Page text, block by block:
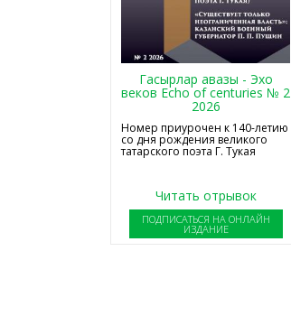
Гасырлар авазы - Эхо
веков Echo of centuries № 2
2026
Номер приурочен к 140-летию
со дня рождения великого
татарского поэта Г. Тукая
Читать отрывок
ПОДПИСАТЬСЯ НА ОНЛАЙН
ИЗДАНИЕ